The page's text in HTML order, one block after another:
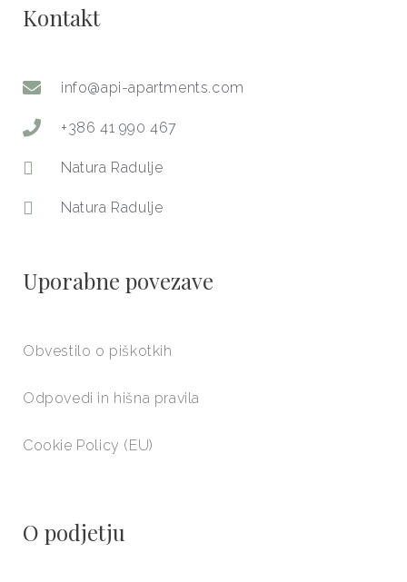
Kontakt
info@api-apartments.com
+386 41 990 467
Natura Radulje
Natura Radulje
Uporabne povezave
Obvestilo o piškotkih
Odpovedi in hišna pravila
Cookie Policy (EU)
O podjetju